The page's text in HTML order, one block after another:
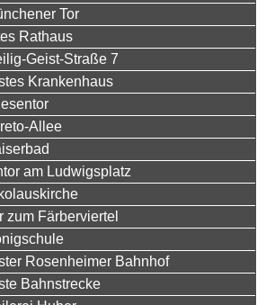
Tor
Rathaus
Geist-Straße 7
Krankenhaus
Allee
am Ludwigsplatz
zum Färberviertel
Rosenheimer Bahnhof
Bahnstrecke